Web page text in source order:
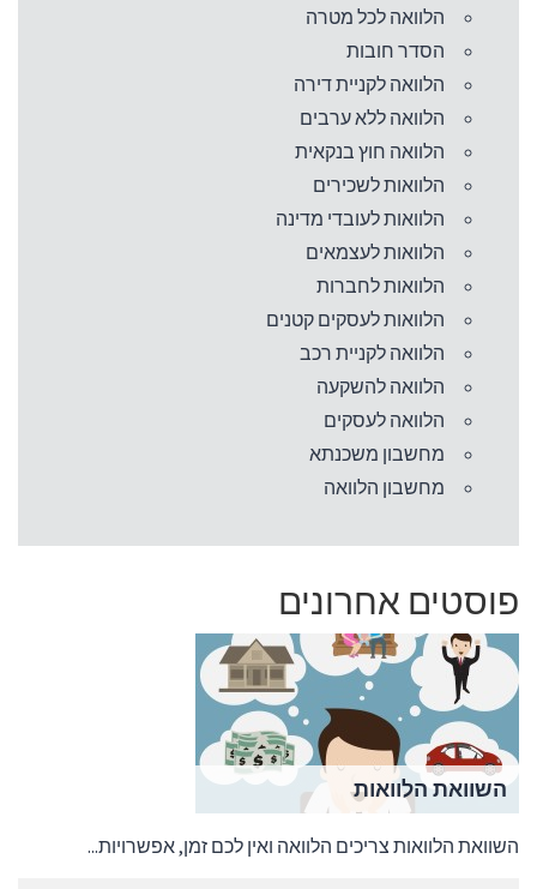
הלוואה לכל מטרה
הסדר חובות
הלוואה לקניית דירה
הלוואה ללא ערבים
הלוואה חוץ בנקאית
הלוואות לשכירים
הלוואות לעובדי מדינה
הלוואות לעצמאים
הלוואות לחברות
הלוואות לעסקים קטנים
הלוואה לקניית רכב
הלוואה להשקעה
הלוואה לעסקים
מחשבון משכנתא
מחשבון הלוואה
פוסטים אחרונים
השוואת הלוואות
השוואת הלוואות צריכים הלוואה ואין לכם זמן, אפשרויות...